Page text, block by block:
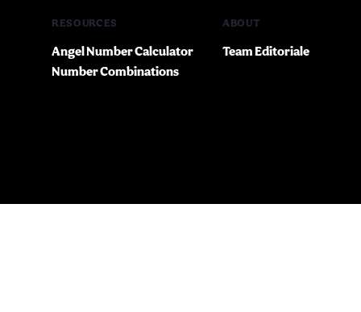
RESOURCES
Angel Number Calculator
Number Combinations
ABOUT
Team Editoriale